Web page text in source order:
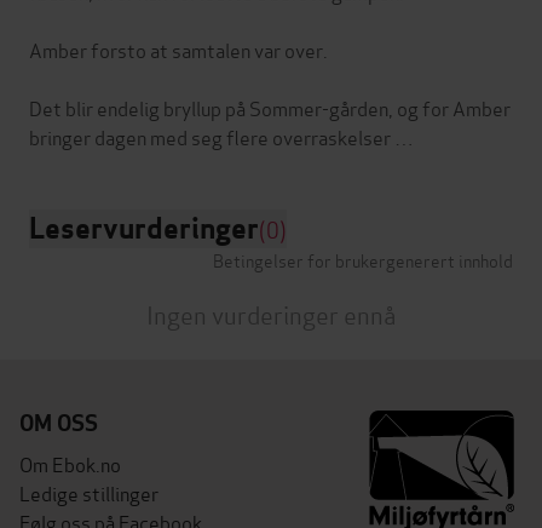
Amber forsto at samtalen var over.
Det blir endelig bryllup på Sommer-gården, og for Amber
Leservurderinger(0)
Betingelser for brukergenerert innhold
Ingen vurderinger ennå
OM OSS
Om Ebok.no
Ledige stillinger
Følg oss på Facebook